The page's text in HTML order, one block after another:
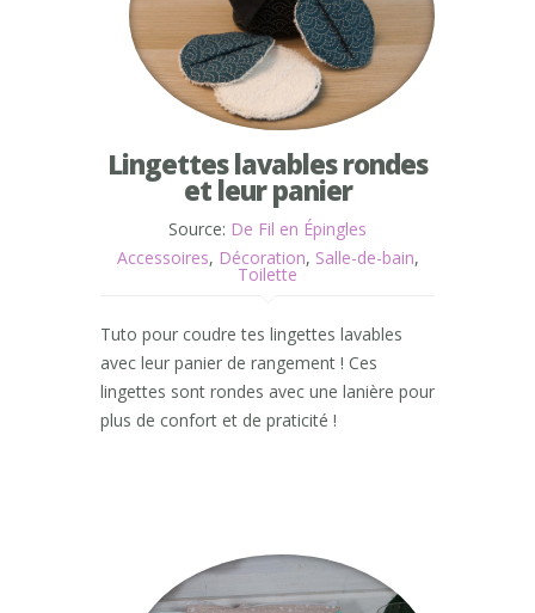
Lingettes lavables rondes
et leur panier
Source: De Fil en Épingles
Accessoires, Décoration, Salle-de-bain,
Toilette
Tuto pour coudre tes lingettes lavables
avec leur panier de rangement ! Ces
lingettes sont rondes avec une lanière pour
plus de confort et de praticité !